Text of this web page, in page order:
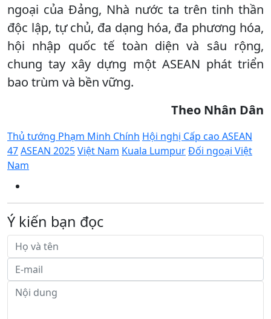
ngoại của Đảng, Nhà nước ta trên tinh thần
độc lập, tự chủ, đa dạng hóa, đa phương hóa,
hội nhập quốc tế toàn diện và sâu rộng,
chung tay xây dựng một ASEAN phát triển
bao trùm và bền vững.
Theo Nhân Dân
Thủ tướng Phạm Minh Chính Hội nghị Cấp cao ASEAN
47ASEAN 2025Việt Nam Kuala LumpurĐối ngoại Việt
Nam
Ý kiến bạn đọc